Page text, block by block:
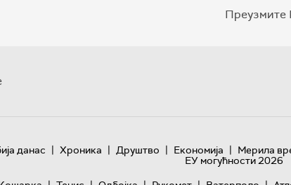
Преузмите
данас | Хроника | Друштво | Економија | Мерила
ЕУ могућности 2026